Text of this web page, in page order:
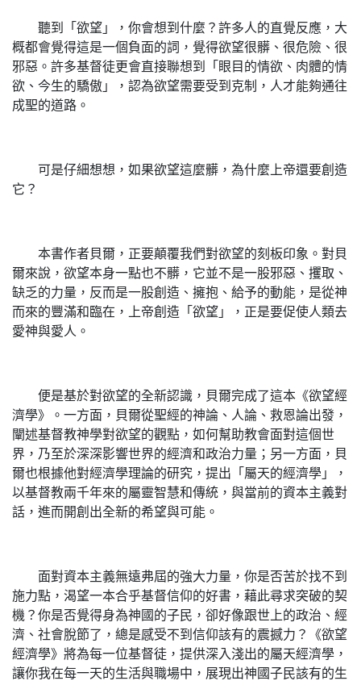
聽到「欲望」，你會想到什麼？許多人的直覺反應，大
概都會覺得這是一個負面的詞，覺得欲望很髒、很危險、很
邪惡。許多基督徒更會直接聯想到「眼目的情欲、肉體的情
欲、今生的驕傲」，認為欲望需要受到克制，人才能夠通往
成聖的道路。
可是仔細想想，如果欲望這麼髒，為什麼上帝還要創造
它？
本書作者貝爾，正要顛覆我們對欲望的刻板印象。對貝
爾來說，欲望本身一點也不髒，它並不是一股邪惡、攫取、
缺乏的力量，反而是一股創造、擁抱、給予的動能，是從神
而來的豐滿和臨在，上帝創造「欲望」，正是要促使人類去
愛神與愛人。
便是基於對欲望的全新認識，貝爾完成了這本《欲望經
濟學》。一方面，貝爾從聖經的神論、人論、救恩論出發，
闡述基督教神學對欲望的觀點，如何幫助教會面對這個世
界，乃至於深深影響世界的經濟和政治力量；另一方面，貝
爾也根據他對經濟學理論的研究，提出「屬天的經濟學」，
以基督教兩千年來的屬靈智慧和傳統，與當前的資本主義對
話，進而開創出全新的希望與可能。
面對資本主義無遠弗屆的強大力量，你是否苦於找不到
施力點，渴望一本合乎基督信仰的好書，藉此尋求突破的契
機？你是否覺得身為神國的子民，卻好像跟世上的政治、經
濟、社會脫節了，總是感受不到信仰該有的震撼力？《欲望
經濟學》將為每一位基督徒，提供深入淺出的屬天經濟學，
讓你我在每一天的生活與職場中，展現出神國子民該有的生